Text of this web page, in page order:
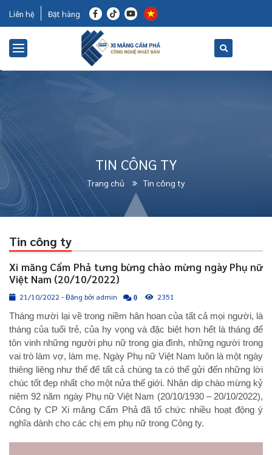
Liên hệ Đặt hàng
TIN CÔNG TY
Trang chủ Tin công ty
Tin công ty
Xi măng Cẩm Phả tưng bừng chào mừng ngày Phụ nữ
Việt Nam (20/10/2022)
21/10/2022 - Đăng bởi admin 0 2351
Tháng mười lại về trong niềm hân hoan của tất cả mọi người, là
tháng của tuổi trẻ, của hy vọng và đặc biệt hơn hết là tháng để
tôn vinh những người phụ nữ trong gia đình, những người trong
vai trò làm vợ, làm mẹ. Ngày Phụ nữ Việt Nam luôn là một ngày
thiêng liêng như thế để tất cả chúng ta có thể gửi đến những lời
chúc tốt đẹp nhất cho một nửa thế giới. Nhân dịp chào mừng kỷ
niệm 92 năm ngày Phụ nữ Việt Nam (20/10/1930 – 20/10/2022),
Công ty CP Xi măng Cẩm Phả đã tổ chức nhiều hoạt động ý
nghĩa dành cho các chị em phụ nữ trong Công ty.